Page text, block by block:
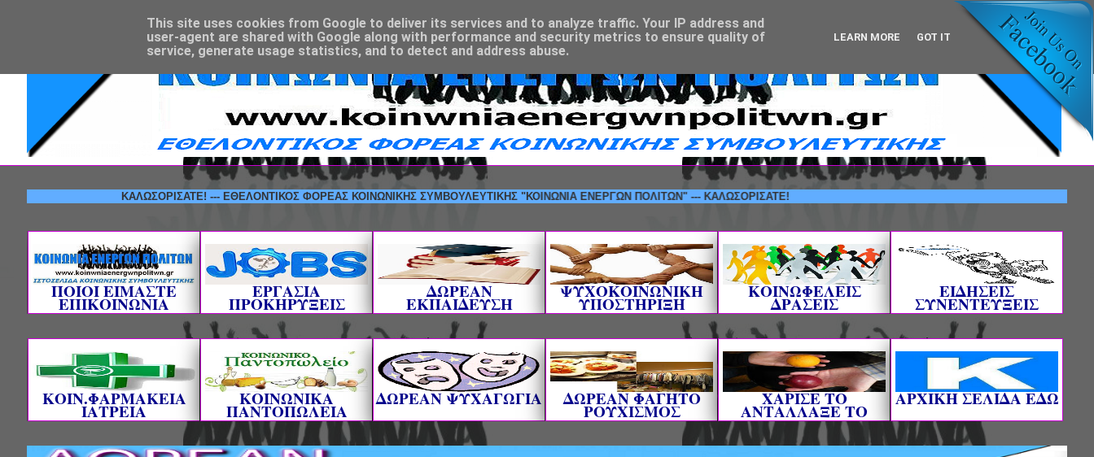
ΚΑΛΩΣΟΡΙΣΑΤΕ! --- ΕΘΕΛΟΝΤΙΚΟΣ ΦΟΡΕΑΣ ΚΟΙΝΩΝΙΚΗΣ ΣΥΜΒΟΥΛΕΥΤΙΚΗΣ "ΚΟΙΝΩΝΙΑ ΕΝΕΡΓΩΝ ΠΟΛΙΤΩΝ" --- ΚΑΛΩΣΟΡΙΣΑΤΕ!
ΠΟΙΟΙ ΕΙΜΑΣΤΕ
ΕΠΙΚΟΙΝΩΝΙΑ
ΕΡΓΑΣΙΑ
ΠΡΟΚΗΡΥΞΕΙΣ
ΔΩΡΕΑΝ
ΕΚΠΑΙΔΕΥΣΗ
ΨΥΧΟΚΟΙΝΩΝΙΚΗ
ΥΠΟΣΤΗΡΙΞΗ
ΚΟΙΝΩΦΕΛΕΙΣ
ΔΡΑΣΕΙΣ
ΕΙΔΗΣΕΙΣ
ΣΥΝΕΝΤΕΥΞΕΙΣ
ΚΟΙΝ.ΦΑΡΜΑΚΕΙΑ
ΙΑΤΡΕΙΑ
ΚΟΙΝΩΝΙΚΑ
ΠΑΝΤΟΠΩΛΕΙΑ
ΔΩΡΕΑΝ ΨΥΧΑΓΩΓΙΑ ΔΩΡΕΑΝ ΦΑΓΗΤΟ
ΡΟΥΧΙΣΜΟΣ
ΧΑΡΙΣΕ ΤΟ
ΑΝΤΑΛΛΑΞΕ ΤΟ
AΡΧΙΚΗ ΣΕΛΙΔΑ ΕΔΩ
This site uses cookies from Google to deliver its services and to analyze traffic. Your IP address and
user-agent are shared with Google along with performance and security metrics to ensure quality of
service, generate usage statistics, and to detect and address abuse.
LEARN MORE GOT IT